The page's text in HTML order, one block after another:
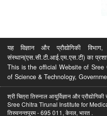
यह विज्ञान और प्रौद्योगिकी
संस्थान(एस.सी.टी.आई.एम.एस.टी) का
This is the official Website of Sree
of Science & Technology,
श्री चित्रा तिरुनाल आयुर्विज्ञान और
Sree Chitra Tirunal Institute for
तिरुवनन्तपुरम - 695 011, केरल, भारत .